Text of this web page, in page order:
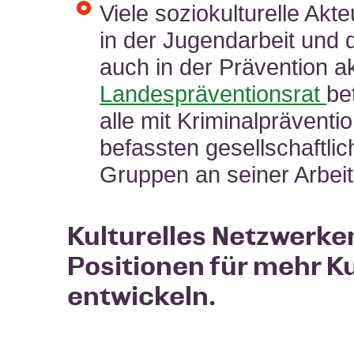
Viele soziokulturelle
in der Jugendarbeit und
auch in der Prävention
Landespräventionsrat
alle mit
befassten
Gruppen an seiner
Kulturelles
Positionen für mehr
entwickeln.